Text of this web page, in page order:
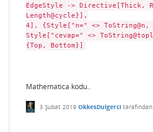
EdgeStyle ->
Length@cycle}],
4], {Style["n=" <> ToString@n,
Style["cevap=" <>
{Top, Bottom}]
Mathematica kodu..
3 Şubat 2019 OkkesDulgerci tarafından